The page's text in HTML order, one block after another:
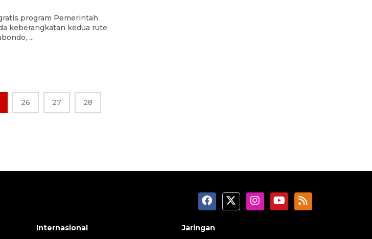
program Pemerintah
keberangkatan kedua rute
...
26 27 28
Internasional
Jaringan